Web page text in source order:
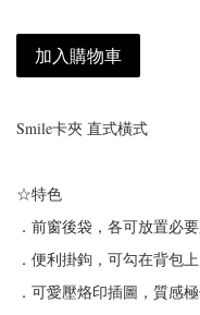
加入購物車
Smile卡夾 直式橫式
☆特色
．前窗後袋，各可放置必
．便利掛鉤，可勾在背包
．可愛壓烙印插圖，質感